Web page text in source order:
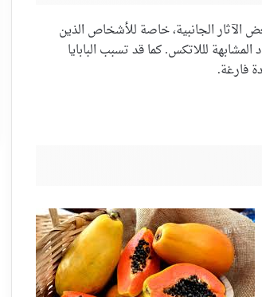
الآثار الجانبية، خاصة للأشخاص الذين
لللاتكس. كما قد تسبب البابايا
فارغة.